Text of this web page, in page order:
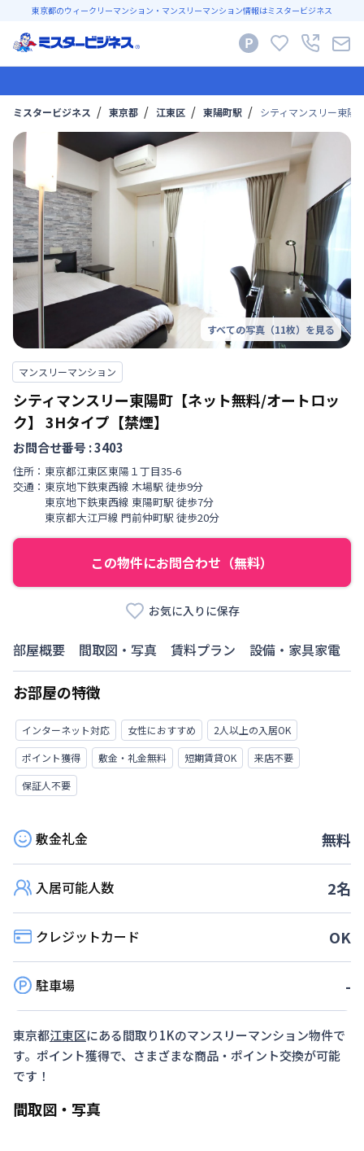
東京都のウィークリーマンション・マンスリーマンション情報はミスタービジネス
ミスタービジネス 東京都 江東区 東陽町駅 シティマンスリー東陽
すべての写真（11枚）を見る
マンスリーマンション
シティマンスリー東陽町【ネット無料/オートロッ
ク】
3Hタイプ【禁煙】
お問合せ番号 :3403
住所： 東京都江東区東陽 １丁目35-6
交通： 東京地下鉄東西線 木場駅 徒歩9分
東京地下鉄東西線 東陽町駅 徒歩7分
東京都大江戸線 門前仲町駅 徒歩20分
この物件にお問合わせ（無料）
お気に入りに保存
部屋概要 間取図・写真 賃料プラン 設備・家具家電
お部屋の特徴
インターネット対応 女性におすすめ
2人以上の入居OK
ポイント獲得
敷金・礼金無料 短期賃貸OK
来店不要
保証人不要
敷金礼金 無料
入居可能人数 2名
クレジットカード OK
駐車場 -
東京都江東区にある間取り1Kのマンスリーマンション物件で
す。ポイント獲得で、さまざまな商品・ポイント交換が可能
です！
間取図・写真